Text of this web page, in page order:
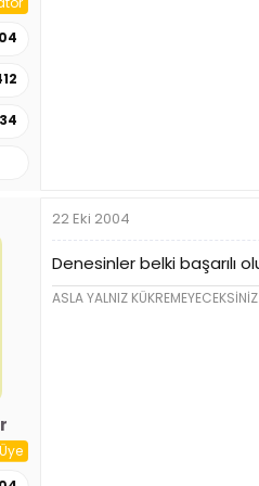
34
22 Eki 2004
Denesinler belki başarılı
ASLA YALNIZ